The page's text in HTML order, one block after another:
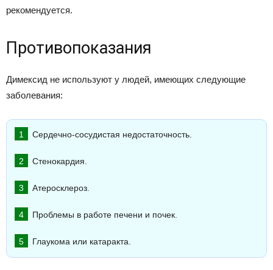
рекомендуется.
Противопоказания
Димексид не используют у людей, имеющих следующие
заболевания:
Сердечно-сосудистая недостаточность.
Стенокардия.
Атеросклероз.
Проблемы в работе печени и почек.
Глаукома или катаракта.